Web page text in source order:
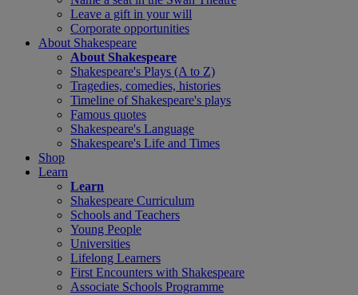
Leave a gift in your will
Corporate opportunities
About Shakespeare
About Shakespeare
Shakespeare's Plays (A to Z)
Tragedies, comedies, histories
Timeline of Shakespeare's plays
Famous quotes
Shakespeare's Language
Shakespeare's Life and Times
Shop
Learn
Learn
Shakespeare Curriculum
Schools and Teachers
Young People
Universities
Lifelong Learners
First Encounters with Shakespeare
Associate Schools Programme